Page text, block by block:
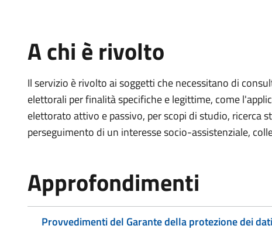
A chi è rivolto
Il servizio è rivolto ai soggetti che necessitano di
elettorali per finalità specifiche e legittime, come
elettorato attivo e passivo, per scopi di studio, ricerca
perseguimento di un interesse socio-assistenziale,
Approfondimenti
Provvedimenti del Garante della protezione dei